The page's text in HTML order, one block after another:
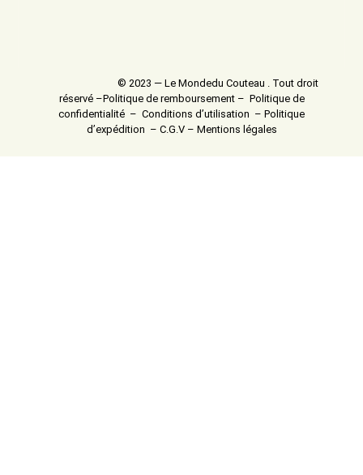
© 2023 — Le Mondedu Couteau . Tout droit
réservé –Politique de remboursement – Politique de
confidentialité – Conditions d’utilisation – Politique
d’expédition – C.G.V– Mentions légales